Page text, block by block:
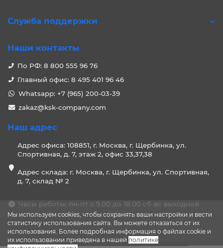
Мы используем cookies, чтобы сохранять ваши настройки и вести
статистику использования сайта. Вы можете отказаться от их
использования. Более подробная информация о файлах cookie и
их использовании приведена в нашей политике
Служба поддержки
Наши контакты
По РФ: 8 800 555 96 76
Главный офис: 8 495 401 96 46
Whatsapp: +7 (965) 200-03-39
zakaz@ksk-company.com
Наш адрес
Адрес офиса: 108851, г. Москва, г. Щербинка, ул.
Спортивная, д. 7, этаж 2, офис 33,37,38
Адрес склада: г. Москва, г. Щербинка, ул. Спортивная,
д. 7, склад № 2
Часы работы: пн-пт с 9.00 до 18.00 сб-вс выходной